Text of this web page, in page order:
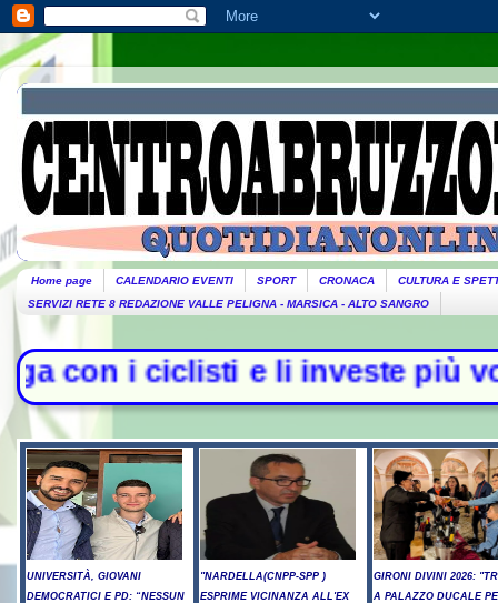
Home page CALENDARIO EVENTI SPORT CRONACA
CULTURA E
SERVIZI RETE 8 REDAZIONE VALLE PELIGNA - MARSICA - ALTO SANGRO
li investe più volte con
UNIVERSITÀ, GIOVANI
DEMOCRATICI E PD: “NESSUN
"NARDELLA(CNPP-SPP )
ESPRIME VICINANZA ALL'EX
GIRONI DIVINI 2026:
A PALAZZO DUCALE